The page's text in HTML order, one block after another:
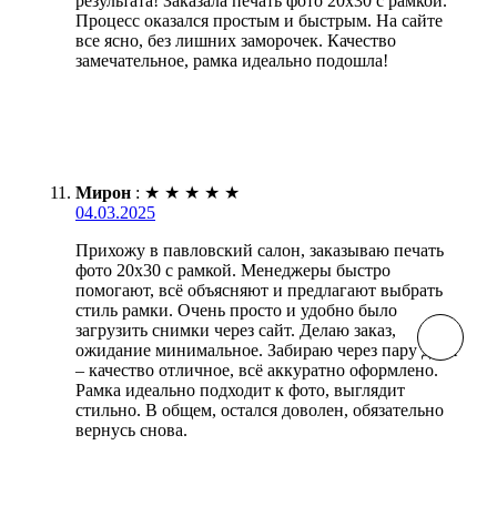
Процесс оказался простым и быстрым. На сайте
все ясно, без лишних заморочек. Качество
замечательное, рамка идеально подошла!
Мирон : ★ ★ ★ ★ ★
04.03.2025
Прихожу в павловский салон, заказываю печать
фото 20х30 с рамкой. Менеджеры быстро
помогают, всё объясняют и предлагают выбрать
стиль рамки. Очень просто и удобно было
загрузить снимки через сайт. Делаю заказ,
ожидание минимальное. Забираю через пару дней
– качество отличное, всё аккуратно оформлено.
Рамка идеально подходит к фото, выглядит
стильно. В общем, остался доволен, обязательно
вернусь снова.